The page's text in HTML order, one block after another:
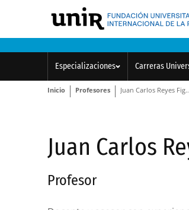
Especializaciones Carreras
Inicio Profesores Juan Carlos
Juan Carlos
Profesor